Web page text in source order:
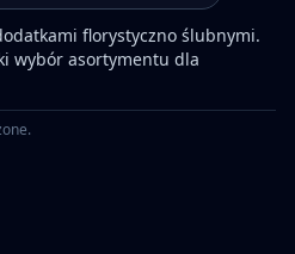
florystyczno ślubnymi.
wybór asortymentu dla